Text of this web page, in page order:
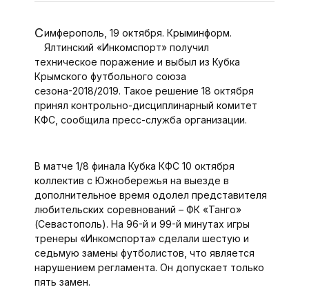
Симферополь, 19 октября. Крыминформ.
Ялтинский «Инкомспорт» получил
техническое поражение и выбыл из Кубка
Крымского футбольного союза
сезона-2018/2019. Такое решение 18 октября
принял контрольно-дисциплинарный комитет
КФС, сообщила пресс-служба организации.
В матче 1/8 финала Кубка КФС 10 октября
коллектив с Южнобережья на выезде в
дополнительное время одолел представителя
любительских соревнований – ФК «Танго»
(Севастополь). На 96-й и 99-й минутах игры
тренеры «Инкомспорта» сделали шестую и
седьмую замены футболистов, что является
нарушением регламента. Он допускает только
пять замен.